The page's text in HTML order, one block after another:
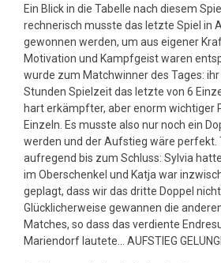
Ein Blick in die Tabelle nach diesem
rechnerisch musste das letzte Spiel in
gewonnen werden, um aus eigener
Motivation und Kampfgeist waren
wurde zum Matchwinner des Tages: ihr
Stunden Spielzeit das letzte von 6
hart erkämpfter, aber enorm wichtiger
Einzeln. Es musste also nur noch ein
werden und der Aufstieg wäre perfekt.
aufregend bis zum Schluss: Sylvia
im Oberschenkel und Katja war
geplagt, dass wir das dritte Doppel
Glücklicherweise gewannen die
Matches, so dass das verdiente
Mariendorf lautete… AUFSTIEG